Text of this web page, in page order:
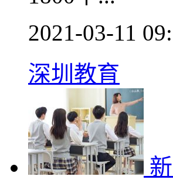
2021-03-11
深圳教育